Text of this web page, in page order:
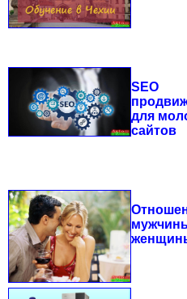
SEO
для
сайтов